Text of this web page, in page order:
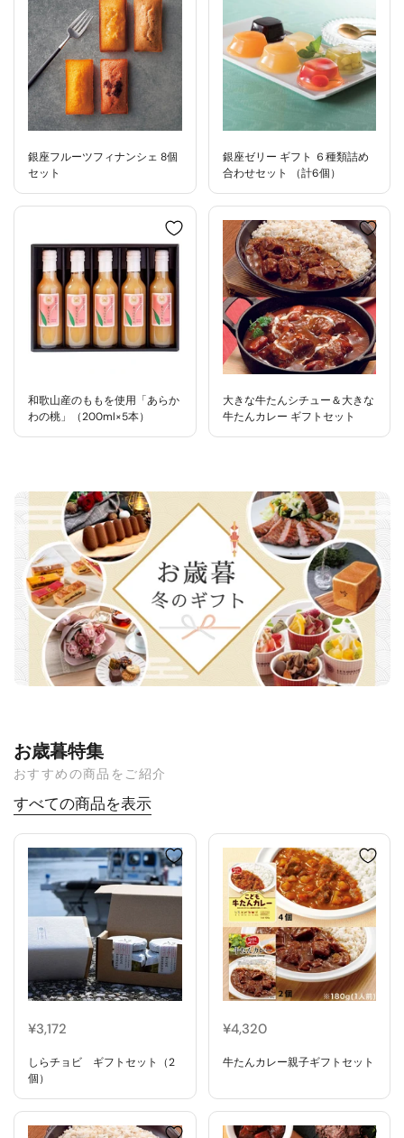
銀座フルーツフィナンシェ 8個
セット
銀座ゼリー ギフト ６種類詰め
合わせセット （計6個）
和歌山産のももを使用「あらか
わの桃」（200ml×5本）
大きな牛たんシチュー＆大きな
牛たんカレー ギフトセット
お歳暮特集
おすすめの商品をご紹介
すべての商品を表示
¥3,172
しらチョビ ギフトセット（2
個）
¥4,320
牛たんカレー親子ギフトセット